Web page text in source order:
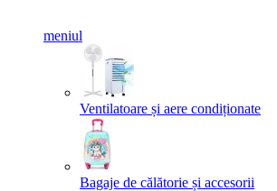
meniul
Ventilatoare și aere condiționate
Bagaje de călătorie și accesorii